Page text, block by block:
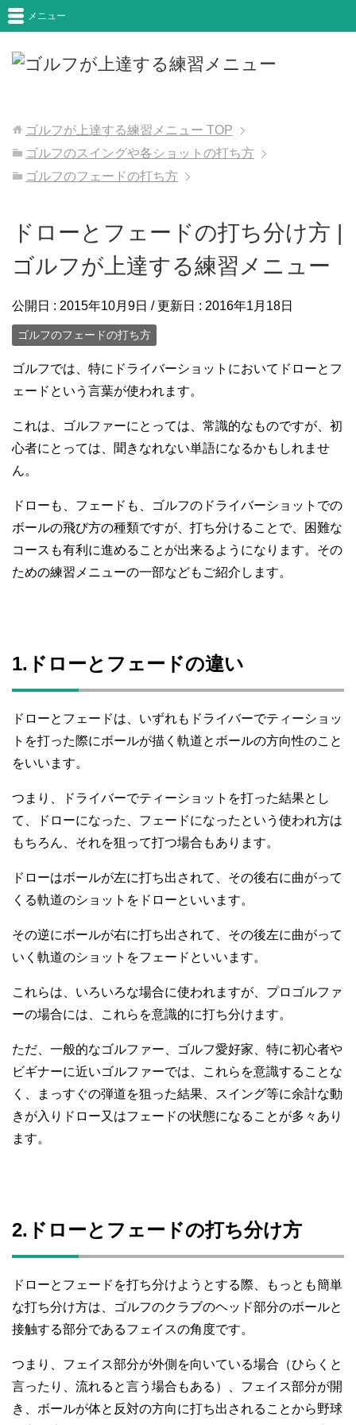
メニュー
ゴルフが上達する練習メニュー TOP
ゴルフのスイングや各ショットの打ち方
ゴルフのフェードの打ち方
ドローとフェードの打ち分け方 |
ゴルフが上達する練習メニュー
公開日 : 2015年10月9日 / 更新日 : 2016年1月18日
ゴルフのフェードの打ち方
ゴルフでは、特にドライバーショットにおいてドローとフ
ェードという言葉が使われます。
これは、ゴルファーにとっては、常識的なものですが、初
心者にとっては、聞きなれない単語になるかもしれませ
ん。
ドローも、フェードも、ゴルフのドライバーショットでの
ボールの飛び方の種類ですが、打ち分けることで、困難な
コースも有利に進めることが出来るようになります。その
ための練習メニューの一部などもご紹介します。
1.ドローとフェードの違い
ドローとフェードは、いずれもドライバーでティーショッ
トを打った際にボールが描く軌道とボールの方向性のこと
をいいます。
つまり、ドライバーでティーショットを打った結果とし
て、ドローになった、フェードになったという使われ方は
もちろん、それを狙って打つ場合もあります。
ドローはボールが左に打ち出されて、その後右に曲がって
くる軌道のショットをドローといいます。
その逆にボールが右に打ち出されて、その後左に曲がって
いく軌道のショットをフェードといいます。
これらは、いろいろな場合に使われますが、プロゴルファ
ーの場合には、これらを意識的に打ち分けます。
ただ、一般的なゴルファー、ゴルフ愛好家、特に初心者や
ビギナーに近いゴルファーでは、これらを意識することな
く、まっすぐの弾道を狙った結果、スイング等に余計な動
きが入りドロー又はフェードの状態になることが多々あり
ます。
2.ドローとフェードの打ち分け方
ドローとフェードを打ち分けようとする際、もっとも簡単
な打ち分け方は、ゴルフのクラブのヘッド部分のボールと
接触する部分であるフェイスの角度です。
つまり、フェイス部分が外側を向いている場合（ひらくと
言ったり、流れると言う場合もある）、フェイス部分が開
き、ボールが体と反対の方向に打ち出されることから野球